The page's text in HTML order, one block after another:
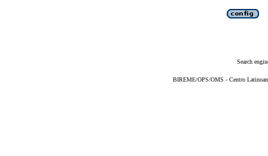
Search
BIREME/OPS/OMS - Centro